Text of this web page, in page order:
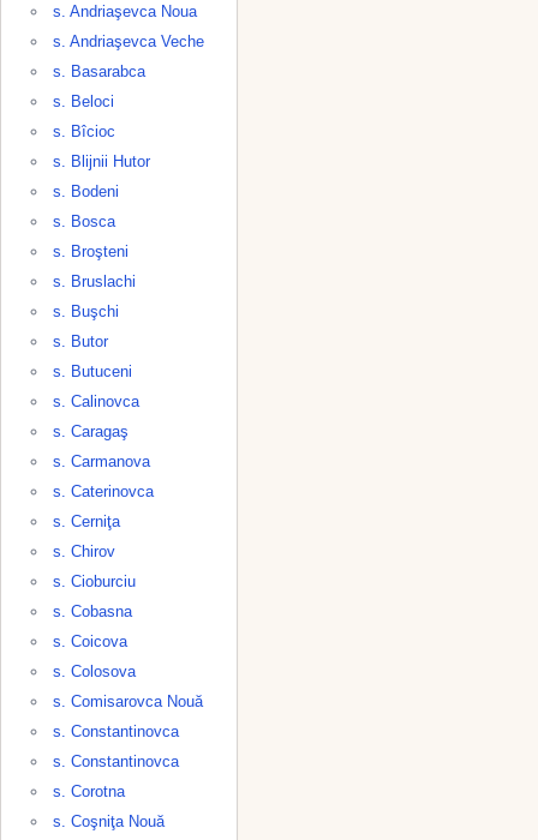
s. Andriaşevca Noua
s. Andriaşevca Veche
s. Basarabca
s. Beloci
s. Bîcioc
s. Blijnii Hutor
s. Bodeni
s. Bosca
s. Broşteni
s. Bruslachi
s. Buşchi
s. Butor
s. Butuceni
s. Calinovca
s. Caragaş
s. Carmanova
s. Caterinovca
s. Cerniţa
s. Chirov
s. Cioburciu
s. Cobasna
s. Coicova
s. Colosova
s. Comisarovca Nouă
s. Constantinovca
s. Constantinovca
s. Corotna
s. Coşniţa Nouă